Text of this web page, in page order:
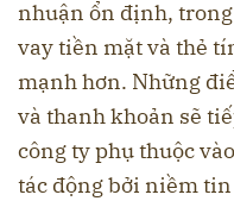
nhuận ổn định,
vay tiền mặt và thẻ
mạnh hơn. Những
và thanh khoản sẽ
công ty phụ thuộc
tác động bởi niềm